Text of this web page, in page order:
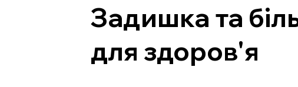
Задишка та
для здоров'я